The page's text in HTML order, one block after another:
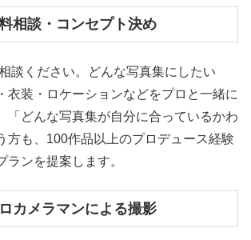
相談・コンセプト決め
談ください。どんな写真集にしたい
衣装・ロケーションなどをプロと一緒に
「どんな写真集が自分に合っているかわ
方も、100作品以上のプロデュース経験
ランを提案します。
カメラマンによる撮影